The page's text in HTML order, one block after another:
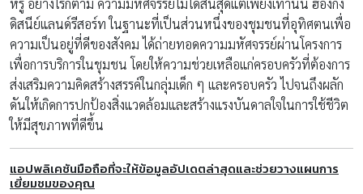
หรู อย่างไรก็ตาม ความมหัศจรรย์ไม่ได้สิ้นสุดแต่เพียงเท่านั้น ฮ่องกง
ดิสนีย์แลนด์รีสอร์ท ในฐานะที่เป็นส่วนหนึ่งของชุมชนที่อุทิศตนเพื่อ
ความเป็นอยู่ที่ดีของสังคม ได้ถ่ายทอดความมหัศจรรย์ผ่านโครงการ
เพื่อการบริการในชุมชน โดยให้ความช่วยเหลือแก่ครอบครัวที่ต้องการ
ส่งเสริมความคิดสร้างสรรค์ในกลุ่มเด็ก ๆ และครอบครัว ไปจนถึงผลัก
ดันให้เกิดการปกป้องสิ่งแวดล้อมและสร้างแรงบันดาลใจในการใช้ชีวิต
ให้มีสุขภาพที่ดีขึ้น
แอปพลิเคชันมือถือที่จะให้ข้อมูลอัปเดตล่าสุดและช่วยวางแผนการ
เยี่ยมชมของคุณ